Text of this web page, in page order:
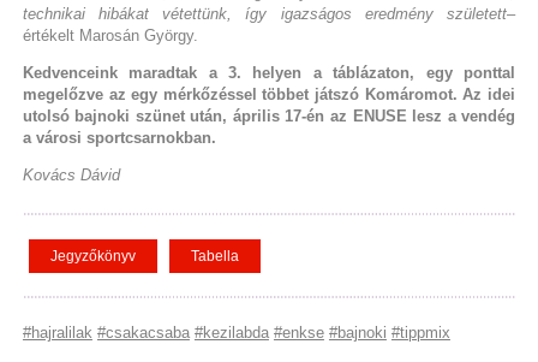
technikai hibákat vétettünk, így igazságos eredmény született–
értékelt Marosán György.
Kedvenceink maradtak a 3. helyen a táblázaton, egy ponttal
megelőzve az egy mérkőzéssel többet játszó Komáromot. Az idei
utolsó bajnoki szünet után, április 17-én az ENUSE lesz a vendég
a városi sportcsarnokban.
Kovács Dávid
Jegyzőkönyv Tabella
#hajralilak #csakacsaba #kezilabda #enkse #bajnoki #tippmix